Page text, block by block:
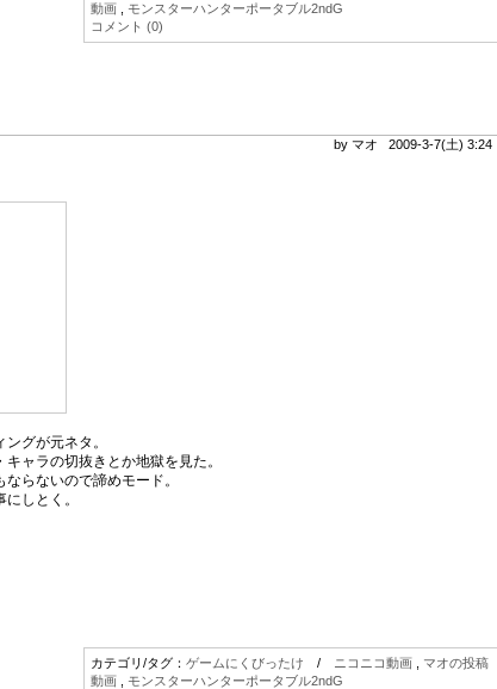
動画
モンスターハンターポータブル2ndG
コメント (0)
by マオ 2009-3-7(土) 3:24
グが元ネタ。
ャラの切抜きとか地獄を見た。
らないので諦めモード。
しとく。
カテゴリ/タグ： ゲームにくびったけ / ニコニコ動画
マオの投稿
動画
モンスターハンターポータブル2ndG